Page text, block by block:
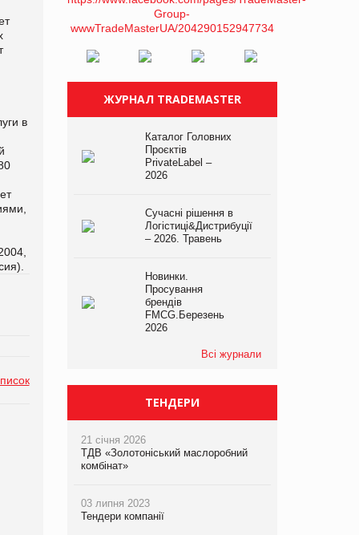
в
ЖУРНАЛ TRADEMASTER
Каталог Головних
Проєктів
PrivateLabel –
2026
Сучасні рішення в
Логістиці&Дистрибуції
– 2026. Травень
Новинки.
Просування
брендів
FMCG.Березень
2026
Всі журнали
ТЕНДЕРИ
21 січня 2026
ТДВ «Золотоніський маслоробний
комбінат»
03 липня 2023
Тендери компанії